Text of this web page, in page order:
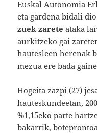
Euskal Autonomia
eta gardena bidali
zuek zarete ataka
aurkitzeko gai
hautesleen herenak
mezua ere bada
Hogeita zazpi (27)
hauteskundeetan,
%1,15eko parte
bakarrik,